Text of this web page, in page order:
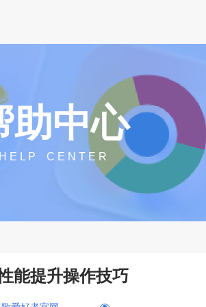
助中心
H E L P C E N T E R
能提升操作技巧